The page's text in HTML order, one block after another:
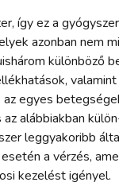
így ez a
azonban nem
különböző
valamint
az egyes
alábbiakban
leggyakoribb
a vérzés,
kezelést igényel.